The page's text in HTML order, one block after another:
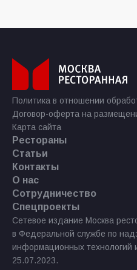
Политика в отношении
Договор-оферта на
Карта сайта
Рестораны
Статьи
Контакты
О нас
Сотрудничество
Спецпроекты
Сетевое издание Москва
в Федеральной службе по
информационных технологий
25.07.2023.